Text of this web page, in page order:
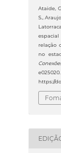
Ataide,
S.,
relação
no
e025020.
https://